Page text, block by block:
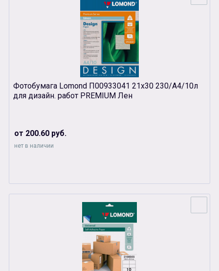
Фотобумага Lomond П00933041 21х30 230/A4/10л
для дизайн. работ PREMIUM Лен
от 200.60 руб.
нет в наличии